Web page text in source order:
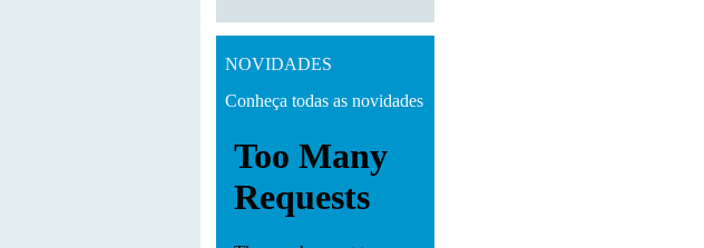
NOVIDADES
Conheça todas as novidades